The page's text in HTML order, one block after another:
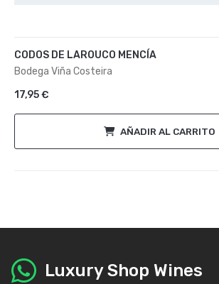
CODOS DE LAROUCO MENCÍA
Bodega Viña Costeira
17,95€
AÑADIR AL CARRITO
Luxury Shop Wines